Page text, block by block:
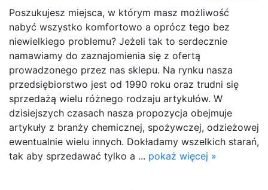
Poszukujesz miejsca, w którym masz możliwość
nabyć wszystko komfortowo a oprócz tego bez
niewielkiego problemu? Jeżeli tak to serdecznie
namawiamy do zaznajomienia się z ofertą
prowadzonego przez nas sklepu. Na rynku nasza
przedsiębiorstwo jest od 1990 roku oraz trudni się
sprzedażą wielu różnego rodzaju artykułów. W
dzisiejszych czasach nasza propozycja obejmuje
artykuły z branży chemicznej, spożywczej, odzieżowej
ewentualnie wielu innych. Dokładamy wszelkich starań,
tak aby sprzedawać tylko a ... pokaż więcej »